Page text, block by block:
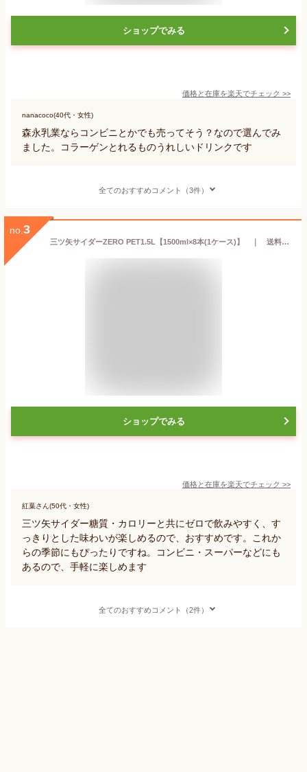
ショップでみる
価格と在庫を楽天でチェック >>
nanacoco(40代・女性)
森永乳業ならコンビニとかでも売ってそう？なので選んでみ
ました。コラーゲンとれるものうれしいドリンクです
全てのおすすめコメント（3件）
no. 3
三ツ矢サイダーZERO PET1.5L【1500ml×8本(1ケース)】 ｜ 送料無料 倉庫出荷 アサヒ飲料 ペットボトル 炭酸 ジュース 糖質0 カロリー0 三ツ矢 サイダー ゼロ
ショップでみる
価格と在庫を楽天でチェック >>
紅葉さん(50代・女性)
三ツ矢サイダー糖質・カロリーと共にゼロで飲みやすく、す
っきりとした味わいが楽しめるので、おすすめです。これか
らの季節にもぴったりですね。コンビニ・スーパーなどにも
あるので、手軽に楽しめます
全てのおすすめコメント（2件）